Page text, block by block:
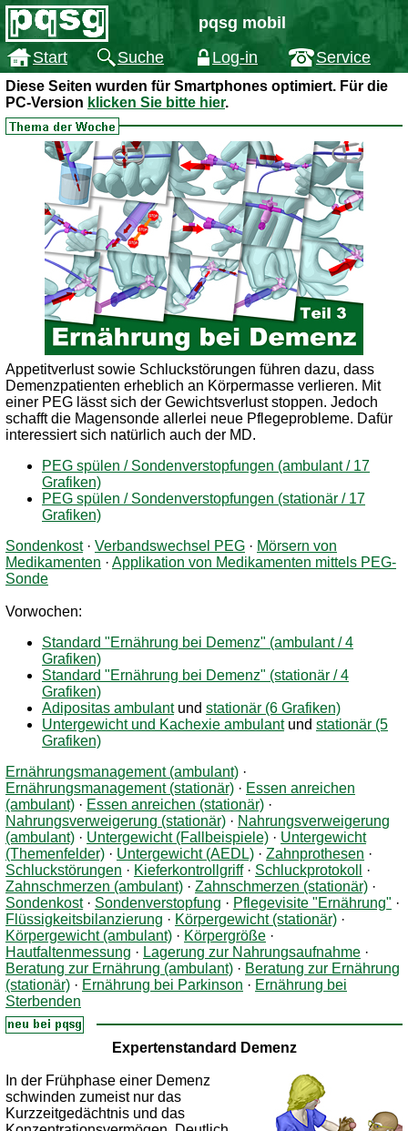
pqsg mobil
Start
Suche Log-in Service
Diese Seiten wurden für Smartphones optimiert. Für die
PC-Version klicken Sie bitte hier.
Appetitverlust sowie Schluckstörungen führen dazu, dass
Demenzpatienten erheblich an Körpermasse verlieren. Mit
einer PEG lässt sich der Gewichtsverlust stoppen. Jedoch
schafft die Magensonde allerlei neue Pflegeprobleme. Dafür
interessiert sich natürlich auch der MD.
PEG spülen / Sondenverstopfungen (ambulant / 17
Grafiken)
PEG spülen / Sondenverstopfungen (stationär / 17
Grafiken)
Sondenkost· Verbandswechsel PEG · Mörsern von
Medikamenten · Applikation von Medikamenten mittels PEG-
Sonde
Vorwochen:
Standard "Ernährung bei Demenz" (ambulant / 4
Grafiken)
Standard "Ernährung bei Demenz" (stationär / 4
Grafiken)
Adipositas ambulantund stationär (6 Grafiken)
Untergewicht und Kachexie ambulantund stationär (5
Grafiken)
Ernährungsmanagement (ambulant) ·
Ernährungsmanagement (stationär) · Essen anreichen
(ambulant) · Essen anreichen (stationär) ·
Nahrungsverweigerung (stationär) · Nahrungsverweigerung
(ambulant) · Untergewicht (Fallbeispiele) · Untergewicht
(Themenfelder) · Untergewicht (AEDL) · Zahnprothesen ·
Schluckstörungen · Kieferkontrollgriff· Schluckprotokoll
·
Zahnschmerzen (ambulant) · Zahnschmerzen (stationär) ·
Sondenkost· Sondenverstopfung · Pflegevisite "Ernährung" ·
Flüssigkeitsbilanzierung · Körpergewicht (stationär) ·
Körpergewicht (ambulant) · Körpergröße ·
Hautfaltenmessung · Lagerung zur Nahrungsaufnahme ·
Beratung zur Ernährung (ambulant) · Beratung zur Ernährung
(stationär) · Ernährung bei Parkinson · Ernährung bei
Sterbenden
Expertenstandard Demenz
n der Frühphase einer Demenz
schwinden zumeist nur das
Kurzzeitgedächtnis und das